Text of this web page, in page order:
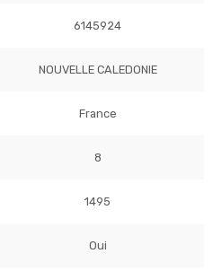
6145924
NOUVELLE CALEDONIE
France
8
1495
Oui